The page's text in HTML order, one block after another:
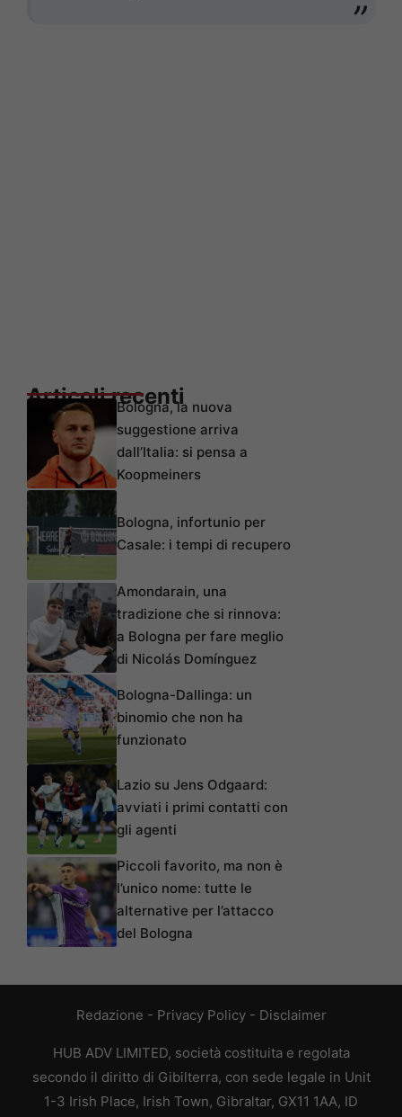
Articoli recenti
Bologna, la nuova
suggestione arriva
dall’Italia: si pensa a
Koopmeiners
Bologna, infortunio per
Casale: i tempi di recupero
Amondarain, una
tradizione che si rinnova:
a Bologna per fare meglio
di Nicolás Domínguez
Bologna-Dallinga: un
binomio che non ha
funzionato
Lazio su Jens Odgaard:
avviati i primi contatti con
gli agenti
Piccoli favorito, ma non è
l’unico nome: tutte le
alternative per l’attacco
del Bologna
Redazione - Privacy Policy- Disclaimer
HUB ADV LIMITED, società costituita e regolata
secondo il diritto di Gibilterra, con sede legale in Unit
1-3 Irish Place, Irish Town, Gibraltar, GX11 1AA, ID